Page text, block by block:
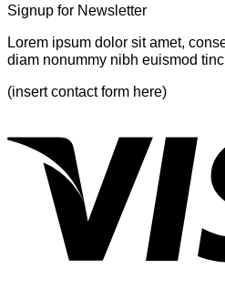
Signup for Newsletter
Lorem ipsum dolor sit amet,
diam nonummy nibh euismod
(insert contact form here)